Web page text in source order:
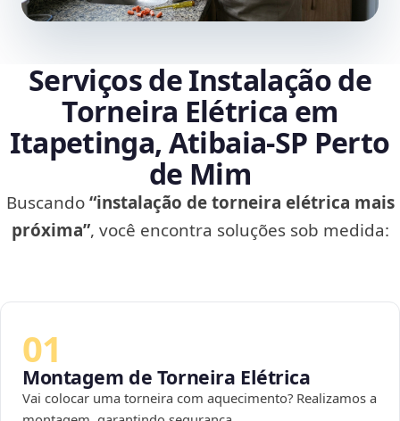
Serviços de Instalação de
Torneira Elétrica em
Itapetinga, Atibaia‑SP Perto
de Mim
Buscando“instalação de torneira elétrica mais
próxima”, você encontra soluções sob medida:
01
Montagem de Torneira Elétrica
Vai colocar uma torneira com aquecimento? Realizamos a